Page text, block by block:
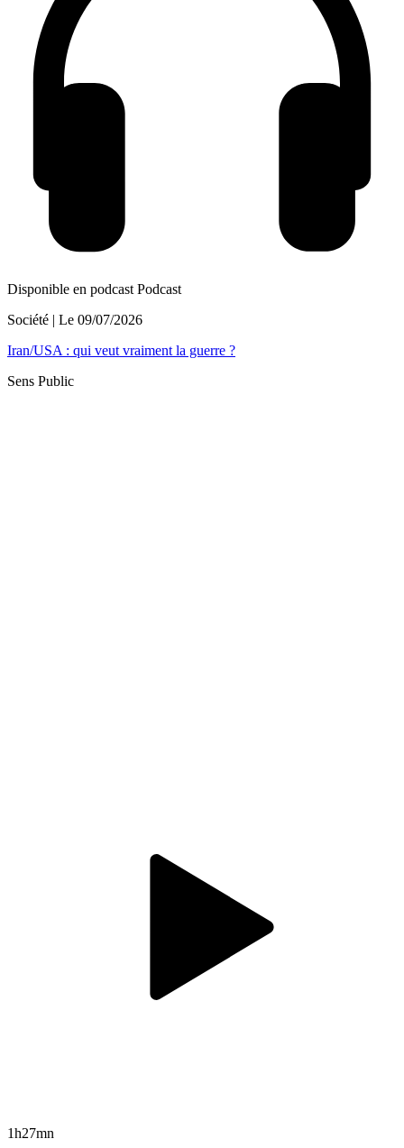
Disponible en podcast Podcast
Société | Le 09/07/2026
Iran/USA : qui veut vraiment la guerre ?
Sens Public
1h27mn